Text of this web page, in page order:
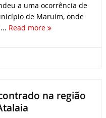
a uma ocorrência de
de Maruim, onde
Read more
na região